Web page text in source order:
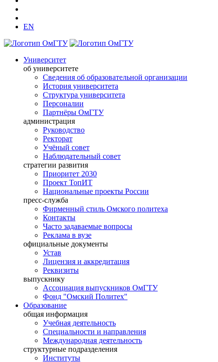
EN
Университет
об университете
Сведения об образовательной организации
История университета
Структура университета
Персоналии
Партнёры ОмГТУ
администрация
Руководство
Ректорат
Учёный совет
Наблюдательный совет
стратегии развития
Приоритет 2030
Проект ТопИТ
Национальные проекты России
пресс-служба
Фирменный стиль Омского политеха
Контакты
Часто задаваемые вопросы
Реклама в вузе
официальные документы
Устав
Лицензия и аккредитация
Реквизиты
выпускнику
Ассоциация выпускников ОмГТУ
Фонд "Омский Политех"
Образование
общая информация
Учебная деятельность
Специальности и направления
Международная деятельность
структурные подразделения
Институты